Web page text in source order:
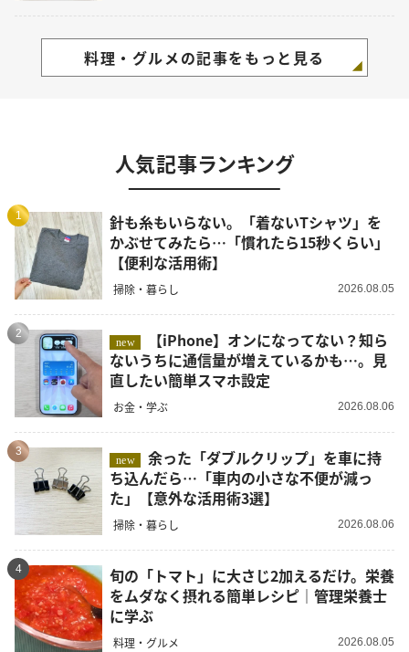
料理・グルメの記事をもっと見る
人気記事ランキング
1
針も糸もいらない。「着ないTシャツ」を
かぶせてみたら…「慣れたら15秒くらい」
【便利な活用術】
掃除・暮らし 2026.08.05
2
new
ないうちに通信量が増えているかも…。見
直したい簡単スマホ設定
お金・学ぶ 2026.08.06
3
new
余った「ダブルクリップ」を車に持
ち込んだら…「車内の小さな不便が減っ
た」【意外な活用術3選】
掃除・暮らし 2026.08.06
4
旬の「トマト」に大さじ2加えるだけ。栄養
をムダなく摂れる簡単レシピ｜管理栄養士
に学ぶ
料理・グルメ 2026.08.05